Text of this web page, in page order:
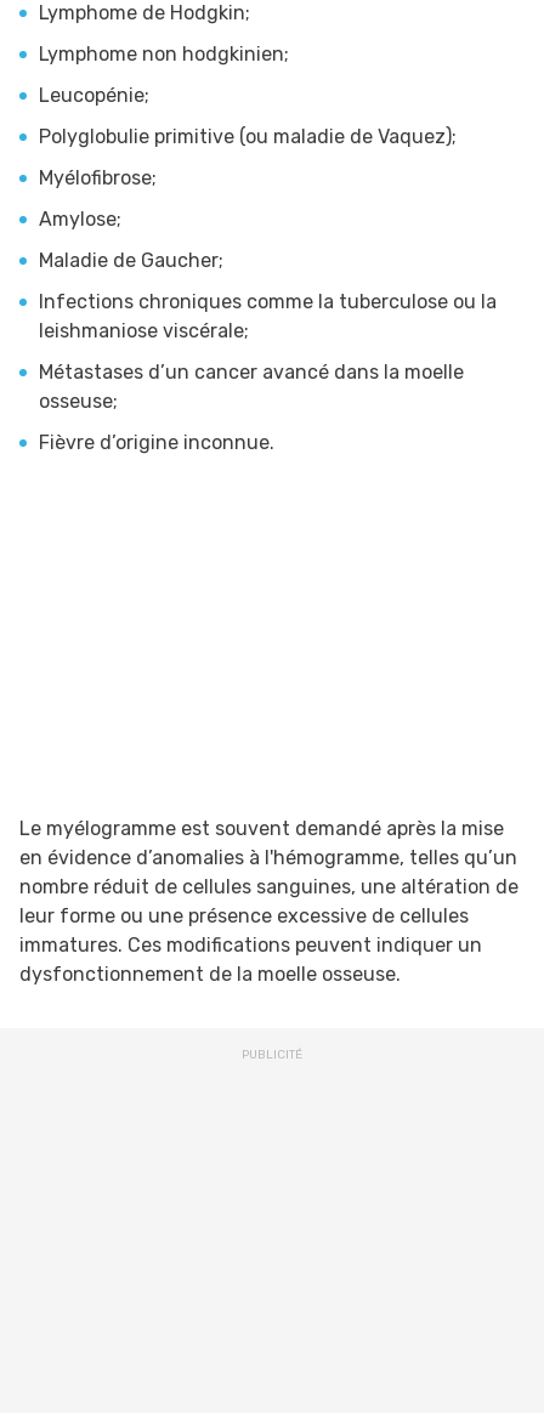
Lymphome de Hodgkin;
Lymphome non hodgkinien;
Leucopénie;
Polyglobulie primitive (ou maladie de Vaquez);
Myélofibrose;
Amylose;
Maladie de Gaucher;
Infections chroniques comme la tuberculose ou la
leishmaniose viscérale;
Métastases d’un cancer avancé dans la moelle
osseuse;
Fièvre d’origine inconnue.
Le myélogramme est souvent demandé après la mise
en évidence d’anomalies à l'hémogramme, telles qu’un
nombre réduit de cellules sanguines, une altération de
leur forme ou une présence excessive de cellules
immatures. Ces modifications peuvent indiquer un
dysfonctionnement de la moelle osseuse.